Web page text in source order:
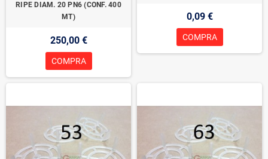
RIPE DIAM. 20 PN6 (CONF. 400
MT)
250,00 €
COMPRA
0,09 €
COMPRA